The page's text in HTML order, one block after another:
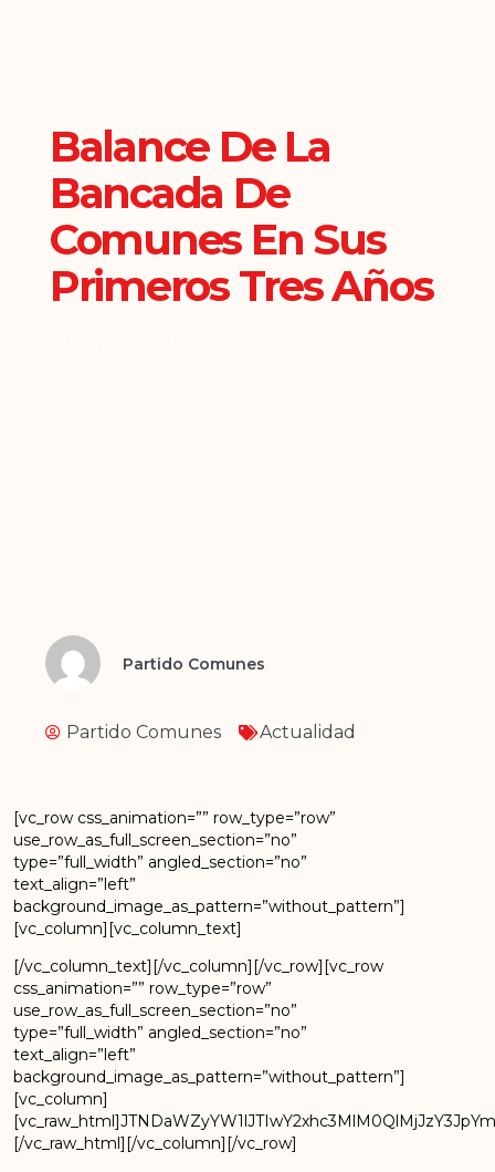
Balance De La
Bancada De
Comunes En Sus
Primeros Tres Años
Partido Comunes
Partido Comunes Actualidad
[vc_row css_animation=”” row_type=”row”
use_row_as_full_screen_section=”no”
type=”full_width” angled_section=”no”
text_align=”left”
background_image_as_pattern=”without_pattern”]
[vc_column][vc_column_text]
[/vc_column_text][/vc_column][/vc_row][vc_row
css_animation=”” row_type=”row”
use_row_as_full_screen_section=”no”
type=”full_width” angled_section=”no”
text_align=”left”
background_image_as_pattern=”without_pattern”]
[vc_column]
[/vc_raw_html][/vc_column][/vc_row]